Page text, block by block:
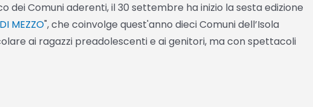
dei Comuni aderenti, il 30 settembre ha inizio la sesta edizione
MEZZO", che coinvolge quest'anno dieci Comuni dell’Isola
ai ragazzi preadolescenti e ai genitori, ma con spettacoli